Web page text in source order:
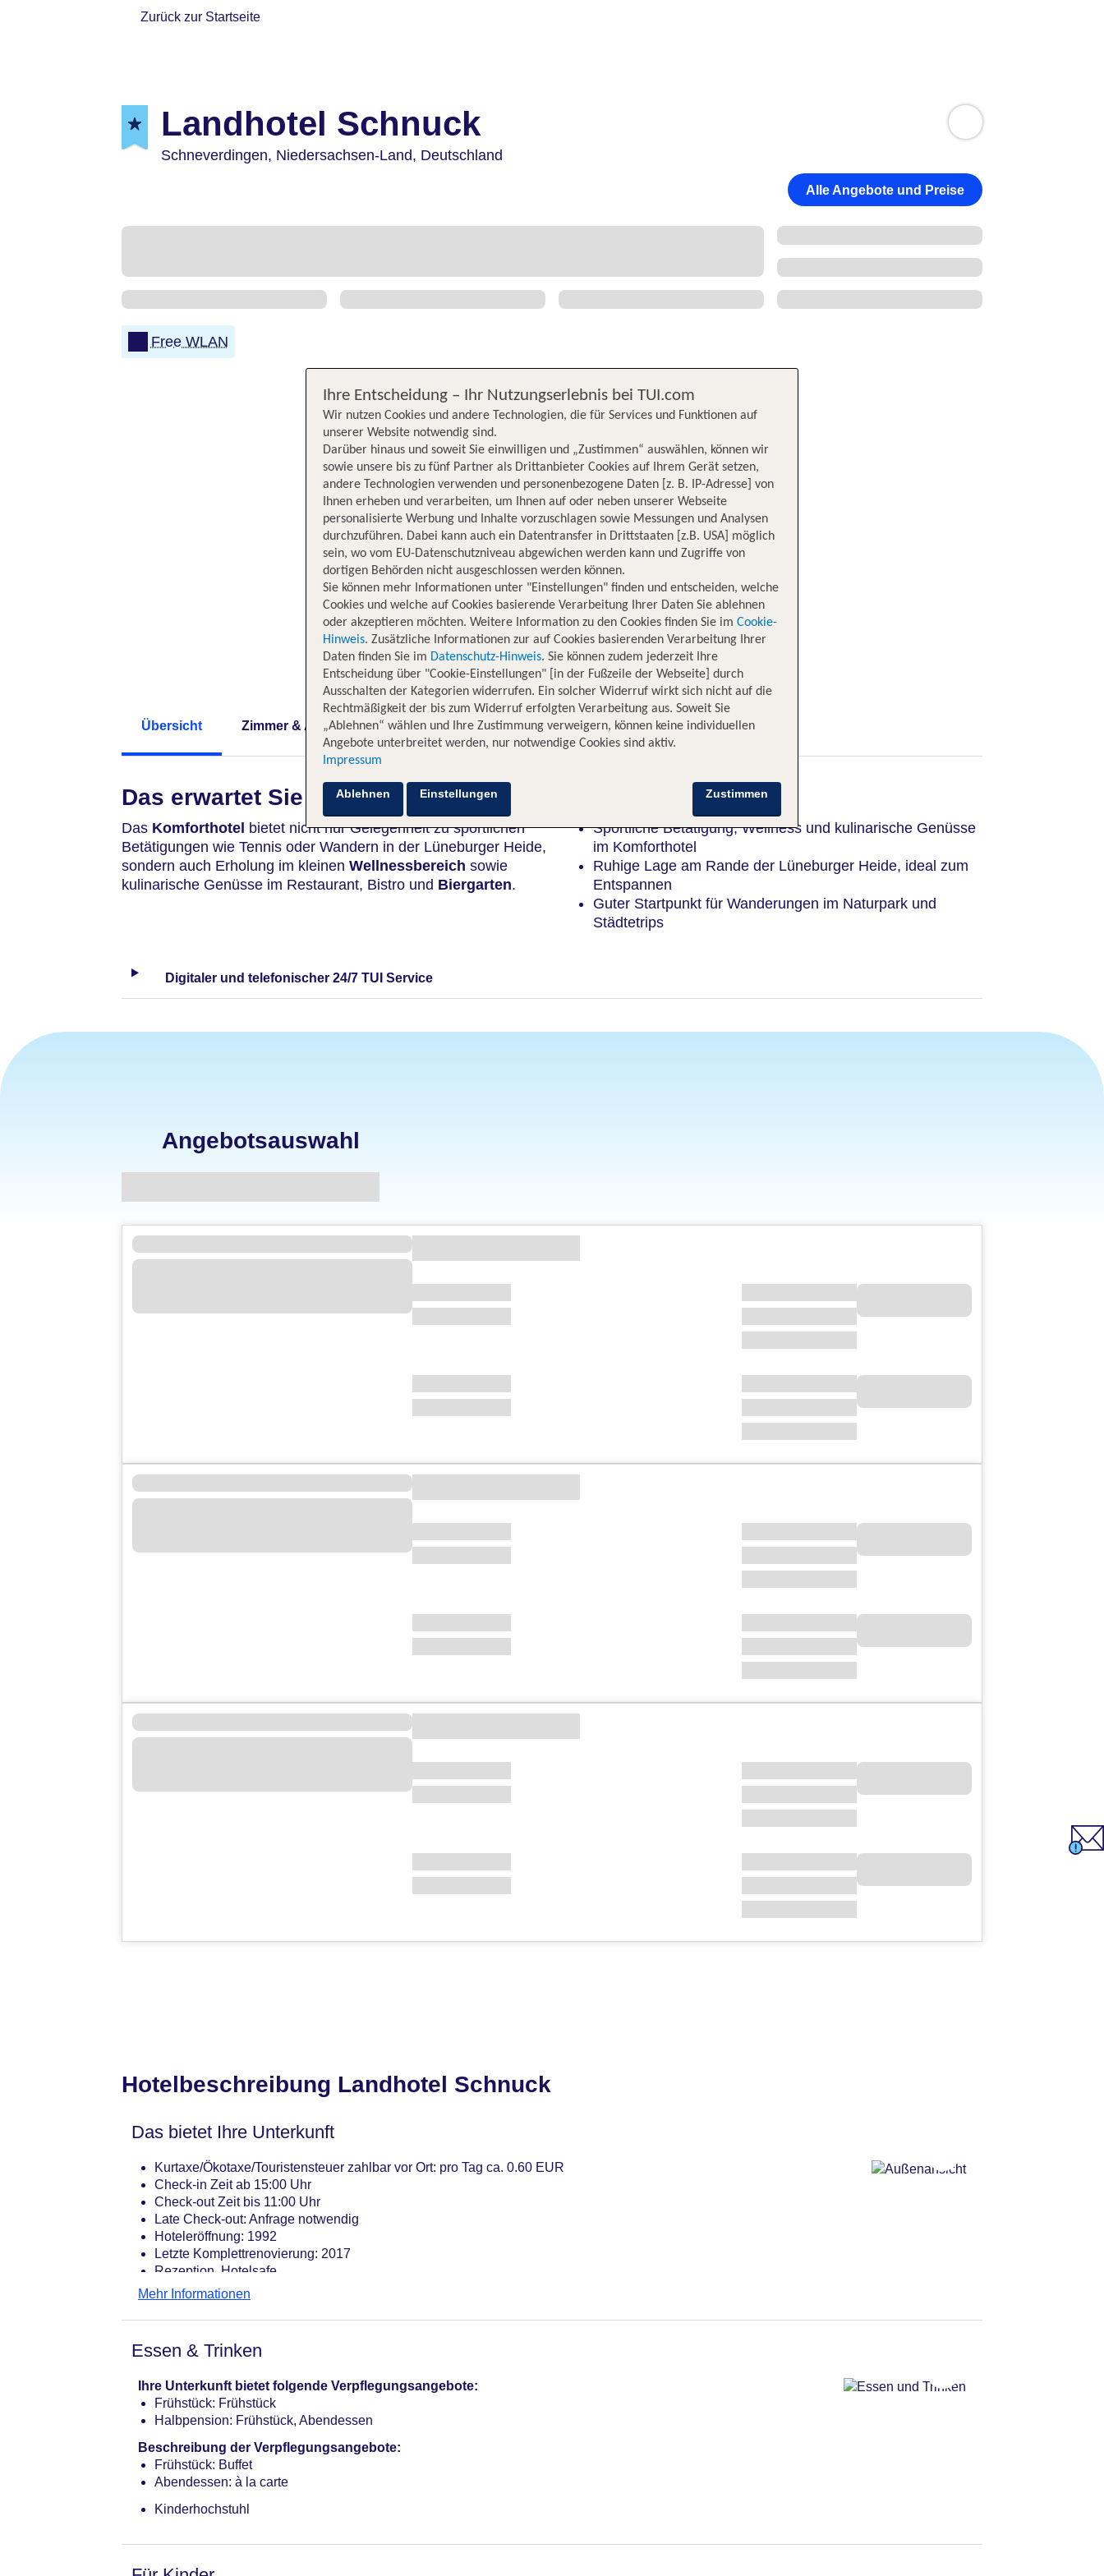
Zurück zur Startseite
Landhotel Schnuck
Schneverdingen, Niedersachsen-Land, Deutschland
Alle Angebote und Preise
Free WLAN
Übersicht Zimmer & Angebote Hotelinformationen Lage Bewertungen
Das erwartet Sie
Das Komforthotel bietet nicht nur Gelegenheit zu sportlichen
Betätigungen wie Tennis oder Wandern in der Lüneburger Heide,
sondern auch Erholung im kleinen Wellnessbereich sowie
kulinarische Genüsse im Restaurant, Bistro und Biergarten.
Sportliche Betätigung, Wellness und kulinarische Genüsse
im Komforthotel
Ruhige Lage am Rande der Lüneburger Heide, ideal zum
Entspannen
Guter Startpunkt für Wanderungen im Naturpark und
Städtetrips
Digitaler und telefonischer 24/7 TUI Service
Angebotsauswahl
Hotelbeschreibung Landhotel Schnuck
Das bietet Ihre Unterkunft
Kurtaxe/Ökotaxe/Touristensteuer zahlbar vor Ort: pro Tag ca. 0.60 EUR
Check-in Zeit ab 15:00 Uhr
Check-out Zeit bis 11:00 Uhr
Late Check-out: Anfrage notwendig
Hoteleröffnung: 1992
Letzte Komplettrenovierung: 2017
Rezeption, Hotelsafe
Lift
Internet: WLAN/WiFi, im gesamten Hotel (Anlage): ohne Gebühr
Zahlungsarten: TUI Card / VISA, MasterCard, American Express, EC Karte/Maestro
Parkmöglichkeiten: Parkplatz (nach Verfügbarkeit)
Tagungseinrichtungen: klimatisierte Tagungsräume, Tageslicht, Tagungsequipment, Coffee Breaks
Gebäudeanzahl: 1, Etagen: 3, Zimmer: 130
Landeskategorie: 4 Sterne
Mehr Informationen
Essen & Trinken
Ihre Unterkunft bietet folgende Verpflegungsangebote:
Frühstück: Frühstück
Halbpension: Frühstück, Abendessen
Beschreibung der Verpflegungsangebote:
Frühstück: Buffet
Abendessen: à la carte
Kinderhochstuhl
Ihre Entscheidung – Ihr Nutzungserlebnis bei TUI.com
Wir nutzen Cookies und andere Technologien, die für Services und Funktionen auf
unserer Website notwendig sind.
Darüber hinaus und soweit Sie einwilligen und „Zustimmen“ auswählen, können wir
sowie unsere bis zu fünf Partner als Drittanbieter Cookies auf Ihrem Gerät setzen,
andere Technologien verwenden und personenbezogene Daten [z. B. IP-Adresse] von
Ihnen erheben und verarbeiten, um Ihnen auf oder neben unserer Webseite
personalisierte Werbung und Inhalte vorzuschlagen sowie Messungen und Analysen
durchzuführen. Dabei kann auch ein Datentransfer in Drittstaaten [z.B. USA] möglich
sein, wo vom EU-Datenschutzniveau abgewichen werden kann und Zugriffe von
dortigen Behörden nicht ausgeschlossen werden können.
Sie können mehr Informationen unter "Einstellungen" finden und entscheiden, welche
Cookies und welche auf Cookies basierende Verarbeitung Ihrer Daten Sie ablehnen
oder akzeptieren möchten. Weitere Information zu den Cookies finden Sie im Cookie-
Hinweis. Zusätzliche Informationen zur auf Cookies basierenden Verarbeitung Ihrer
Daten finden Sie im Datenschutz-Hinweis. Sie können zudem jederzeit Ihre
Entscheidung über "Cookie-Einstellungen" [in der Fußzeile der Webseite] durch
Ausschalten der Kategorien widerrufen. Ein solcher Widerruf wirkt sich nicht auf die
Rechtmäßigkeit der bis zum Widerruf erfolgten Verarbeitung aus. Soweit Sie
„Ablehnen“ wählen und Ihre Zustimmung verweigern, können keine individuellen
Angebote unterbreitet werden, nur notwendige Cookies sind aktiv.
Impressum
Zustimmen
Ablehnen Einstellungen